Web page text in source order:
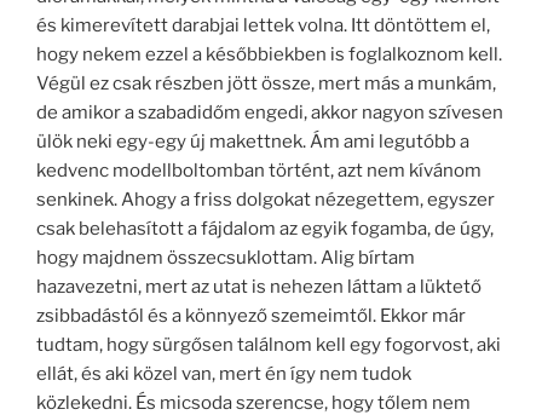
és kimerevített darabjai lettek volna. Itt döntöttem el,
hogy nekem ezzel a későbbiekben is foglalkoznom kell.
Végül ez csak részben jött össze, mert más a munkám,
de amikor a szabadidőm engedi, akkor nagyon szívesen
ülök neki egy-egy új makettnek. Ám ami legutóbb a
kedvenc modellboltomban történt, azt nem kívánom
senkinek. Ahogy a friss dolgokat nézegettem, egyszer
csak belehasított a fájdalom az egyik fogamba, de úgy,
hogy majdnem összecsuklottam. Alig bírtam
hazavezetni, mert az utat is nehezen láttam a lüktető
zsibbadástól és a könnyező szemeimtől. Ekkor már
tudtam, hogy sürgősen találnom kell egy fogorvost, aki
ellát, és aki közel van, mert én így nem tudok
közlekedni. És micsoda szerencse, hogy tőlem nem